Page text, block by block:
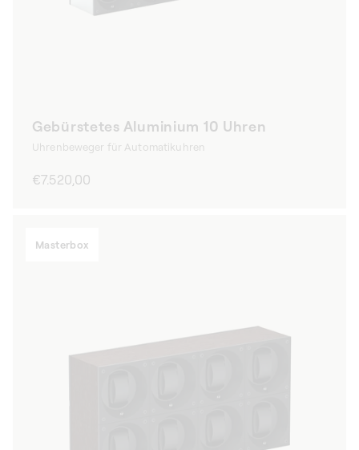
Gebürstetes Aluminium 10 Uhren
Uhrenbeweger für Automatikuhren
Normaler
€7.520,00
Masterbox